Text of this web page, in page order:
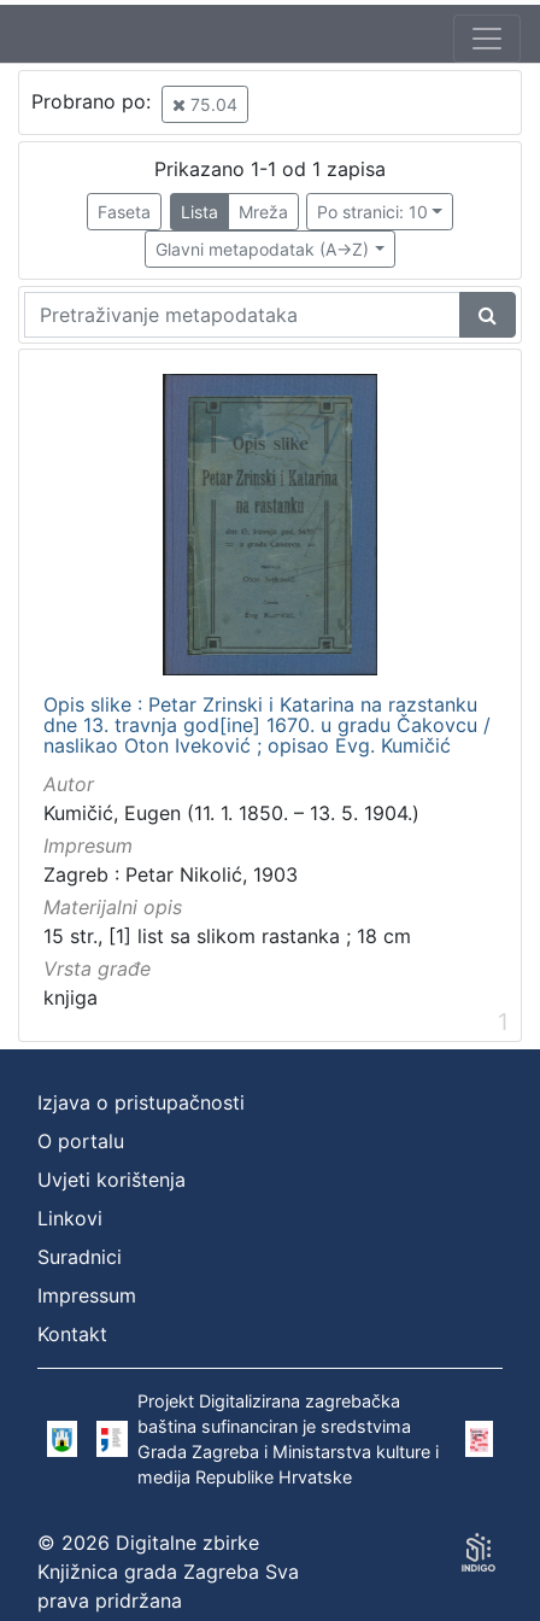
Jezik
hrvatski
Nakladnička
cjelina
Obitelji Šubić, Zrinski i Frankopan
Probrano po: 75.04
Prikazano 1-1 od 1 zapisa
Faseta Lista Mreža
Po stranici: 10
Glavni metapodatak (A->Z)
Opis slike : Petar Zrinski i Katarina na razstanku
dne 13. travnja god[ine] 1670. u gradu Čakovcu /
naslikao Oton Iveković ; opisao Evg. Kumičić
Autor
Kumičić, Eugen (11. 1. 1850. – 13. 5. 1904.)
Impresum
Zagreb : Petar Nikolić, 1903
Materijalni opis
15 str., [1] list sa slikom rastanka ; 18 cm
Vrsta građe
knjiga
1
Izjava o pristupačnosti
O portalu
Uvjeti korištenja
Linkovi
Suradnici
Impressum
Kontakt
Projekt Digitalizirana zagrebačka
baština sufinanciran je sredstvima
Grada Zagreba i Ministarstva kulture i
medija Republike Hrvatske
© 2026 Digitalne zbirke
Knjižnica grada Zagreba Sva
prava pridržana